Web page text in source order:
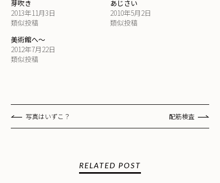
芽吹き
2013年11月3日
類似投稿
あじさい
2010年5月2日
類似投稿
美術館へ〜
2012年7月22日
類似投稿
写真はいずこ？ 配筋検査
RELATED POST